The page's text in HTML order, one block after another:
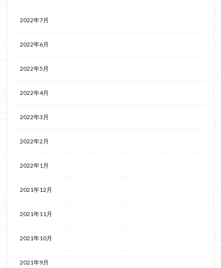
2022年7月
2022年6月
2022年5月
2022年4月
2022年3月
2022年2月
2022年1月
2021年12月
2021年11月
2021年10月
2021年9月